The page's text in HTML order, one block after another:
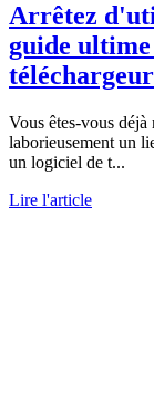
Arrêtez
guide
Vous êtes-vous
laborieusement un
un logiciel de t...
Lire l'article